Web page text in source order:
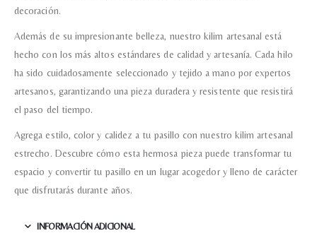
decoración.
Además de su impresionante belleza, nuestro kilim artesanal está
hecho con los más altos estándares de calidad y artesanía. Cada hilo
ha sido cuidadosamente seleccionado y tejido a mano por expertos
artesanos, garantizando una pieza duradera y resistente que resistirá
el paso del tiempo.
Agrega estilo, color y calidez a tu pasillo con nuestro kilim artesanal
estrecho. Descubre cómo esta hermosa pieza puede transformar tu
espacio y convertir tu pasillo en un lugar acogedor y lleno de carácter
que disfrutarás durante años.
INFORMACIÓN ADICIONAL